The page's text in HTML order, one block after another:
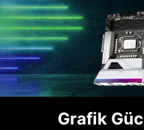
Grafik